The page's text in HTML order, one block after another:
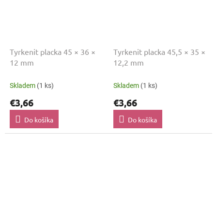
Tyrkenit placka 45 × 36 ×
12 mm
Skladem (1 ks)
€3,66
Do košíka
Tyrkenit placka 45,5 × 35 ×
12,2 mm
Skladem (1 ks)
€3,66
Do košíka